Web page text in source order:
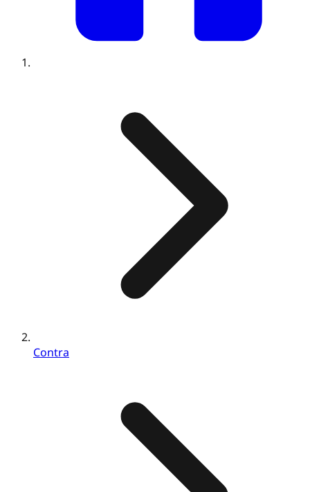
Contra